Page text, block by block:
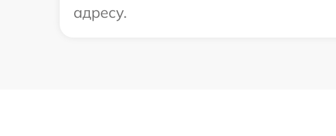
адресу.